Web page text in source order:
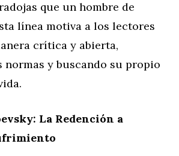
que un hombre de
línea motiva a los lectores
crítica y abierta,
normas y buscando su propio
La Redención a